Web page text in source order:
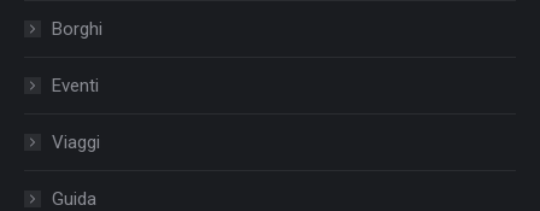
Borghi
Eventi
Viaggi
Guida